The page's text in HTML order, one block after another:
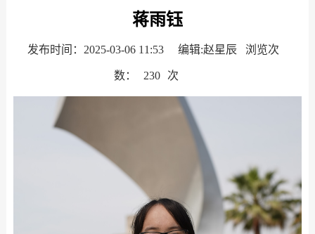
蒋雨钰
发布时间：2025-03-06 11:53 编辑:赵星辰 浏览次
数： 230 次